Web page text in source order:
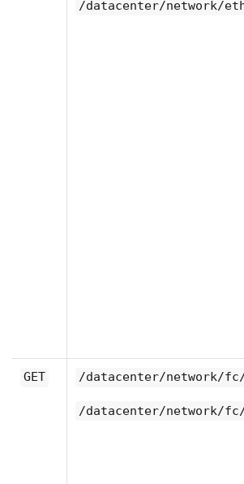
/datacenter/network/
GET /datacenter/network/
/datacenter/network/